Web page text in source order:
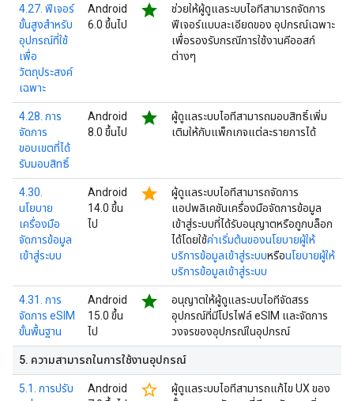
4.27. ฟีเจอร์
ขั้นสูงสำหรับ
อุปกรณ์ที่ใช้
เพื่อ
วัตถุประสงค์
เฉพาะ
Android
6.0 ขึ้นไป
star
ช่วยให้ผู้ดูแลระบบไอทีสามารถจัดการ
ฟีเจอร์แบบละเอียดของ อุปกรณ์เฉพาะ
เพื่อรองรับกรณีการใช้งานคีออสก์
ต่างๆ
4.28. การ
จัดการ
ขอบเขตที่ได้
รับมอบสิทธิ์
Android
8.0 ขึ้นไป
star
ผู้ดูแลระบบไอทีสามารถมอบสิทธิ์เพิ่ม
เติมให้กับแพ็กเกจแต่ละรายการได้
4.30.
นโยบาย
เครื่องมือ
จัดการข้อมูล
เข้าสู่ระบบ
Android
14.0 ขึ้น
ไป
star
ผู้ดูแลระบบไอทีสามารถจัดการ
แอปพลิเคชันเครื่องมือจัดการข้อมูล
เข้าสู่ระบบที่ได้รับอนุญาตหรือถูกบล็อก
ได้โดยใช้ค่าเริ่มต้นของนโยบายผู้ให้
บริการข้อมูลเข้าสู่ระบบหรือนโยบายผู้ให้
บริการข้อมูลเข้าสู่ระบบ
4.31. การ
จัดการ eSIM
ขั้นพื้นฐาน
Android
15.0 ขึ้น
ไป
star
อนุญาตให้ผู้ดูแลระบบไอทีจัดสรร
อุปกรณ์ที่มีโปรไฟล์ eSIM และจัดการ
วงจรของอุปกรณ์ในอุปกรณ์
5. ความสามารถในการใช้งานอุปกรณ์
5.1. การปรับ
Android
star_border
ผู้ดูแลระบบไอทีสามารถแก้ไข UX ของ